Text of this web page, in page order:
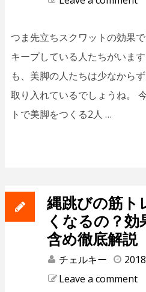
つま先立ちスクワットの効果
キープしている人たちがいま
も、美脚の人たちは少なから
取り入れているでしょうね。
トで美脚をつくる2人 …
縄跳びの筋ト
くなるの？
含め徹底解説
チェルキー
Leave a comment